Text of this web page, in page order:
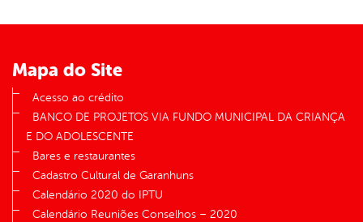
Mapa do Site
Acesso ao crédito
BANCO DE PROJETOS VIA FUNDO MUNICIPAL DA CRIANÇA
E DO ADOLESCENTE
Bares e restaurantes
Cadastro Cultural de Garanhuns
Calendário 2020 do IPTU
Calendário Reuniões Conselhos – 2020